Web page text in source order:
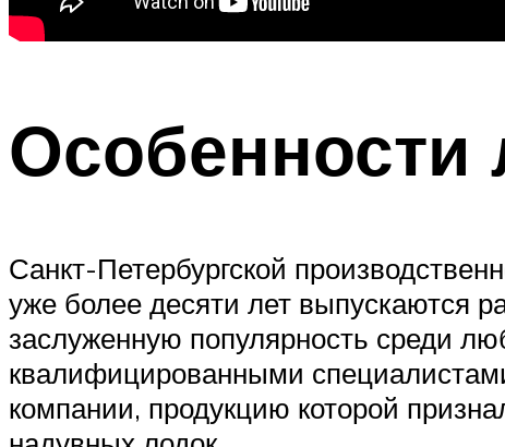
Особенности
Санкт-Петербургской
уже более десяти лет выпускаются
заслуженную популярность среди
квалифицированными
компании, продукцию которой